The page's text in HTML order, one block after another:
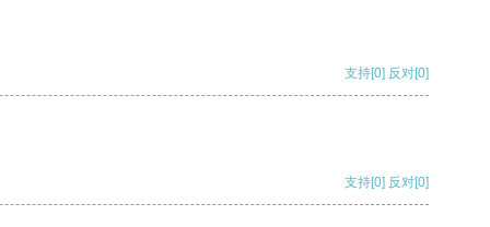
支持[0] 反对[0]
支持[0] 反对[0]